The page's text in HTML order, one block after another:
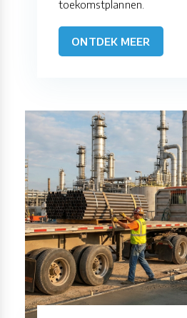
toekomstplannen.
ONTDEK MEER